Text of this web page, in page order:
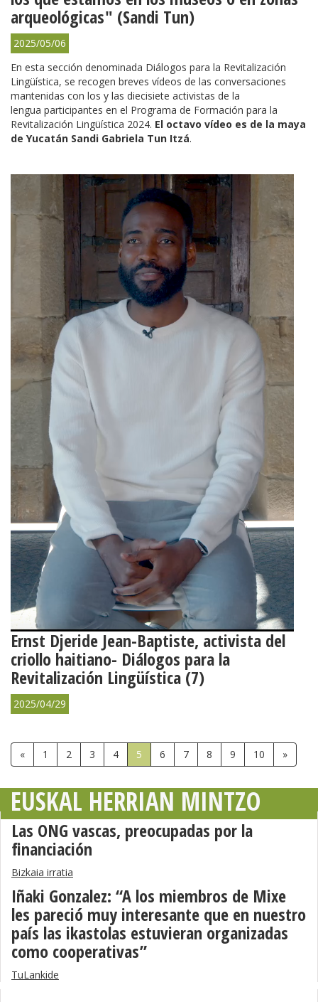
arqueológicas" (Sandi Tun)
2025/05/06
En esta sección denominada Diálogos para la Revitalización
Lingüística, se recogen breves vídeos de las conversaciones
mantenidas con los y las diecisiete activistas de la
lengua participantes en el Programa de Formación para la
Revitalización Lingüística 2024. El octavo vídeo es de la maya
de Yucatán Sandi Gabriela Tun Itzá.
Ernst Djeride Jean-Baptiste, activista del
criollo haitiano- Diálogos para la
Revitalización Lingüística (7)
2025/04/29
« 1 2 3 4 5 6 7 8 9 10 »
EUSKAL HERRIAN MINTZO
Las ONG vascas, preocupadas por la
financiación
Bizkaia irratia
Iñaki Gonzalez: “A los miembros de Mixe
les pareció muy interesante que en nuestro
país las ikastolas estuvieran organizadas
como cooperativas”
TuLankide